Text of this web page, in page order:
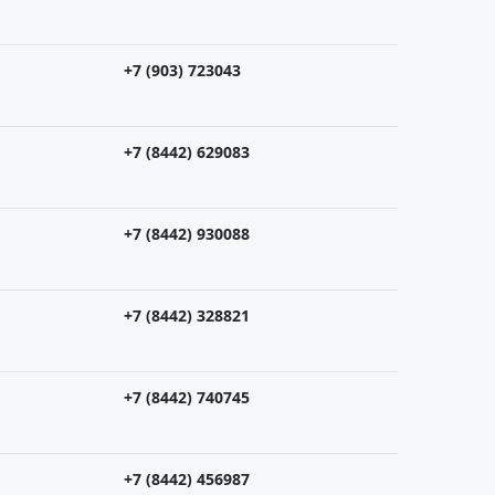
+7 (903) 723043
+7 (8442) 629083
+7 (8442) 930088
+7 (8442) 328821
+7 (8442) 740745
+7 (8442) 456987